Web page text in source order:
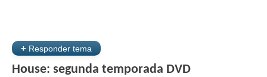
+ Responder tema
House: segunda temporada DVD